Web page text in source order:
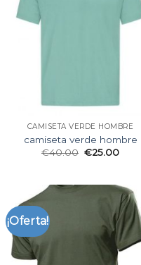
CAMISETA VERDE HOMBRE
camiseta verde hombre
€40.00 €25.00
¡Oferta!